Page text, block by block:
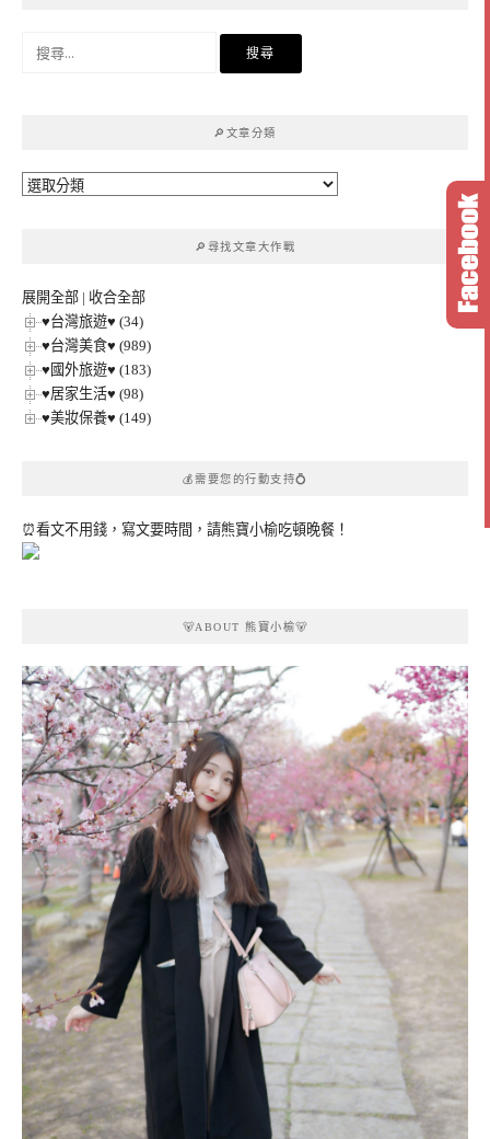
🔎文章分類
🔎
🔎尋找文章大作戰
展開全部 | 收合全部
♥台灣旅遊♥ (34)
♥台灣美食♥ (989)
♥國外旅遊♥ (183)
♥居家生活♥ (98)
♥美妝保養♥ (149)
💰需要您的行動支持💍
⏰看文不用錢，寫文要時間，請熊寶小榆吃頓晚餐！
🐻ABOUT 熊寶小榆🐻